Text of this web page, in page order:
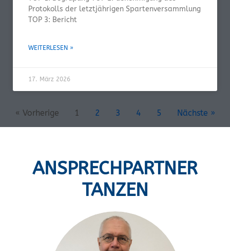
Protokolls der letztjährigen Spartenversammlung
TOP 3: Bericht
WEITERLESEN »
17. März 2026
« Vorherige 1 2 3 4 5 Nächste »
ANSPRECHPARTNER
TANZEN